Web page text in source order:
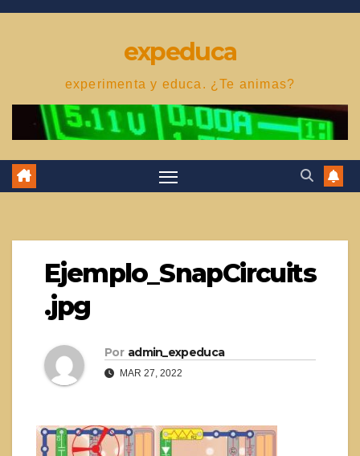
Saltar
expeduca
experimenta y educa. ¿Te animas?
Ejemplo_SnapCircuits
.jpg
Por admin_expeduca
MAR 27, 2022